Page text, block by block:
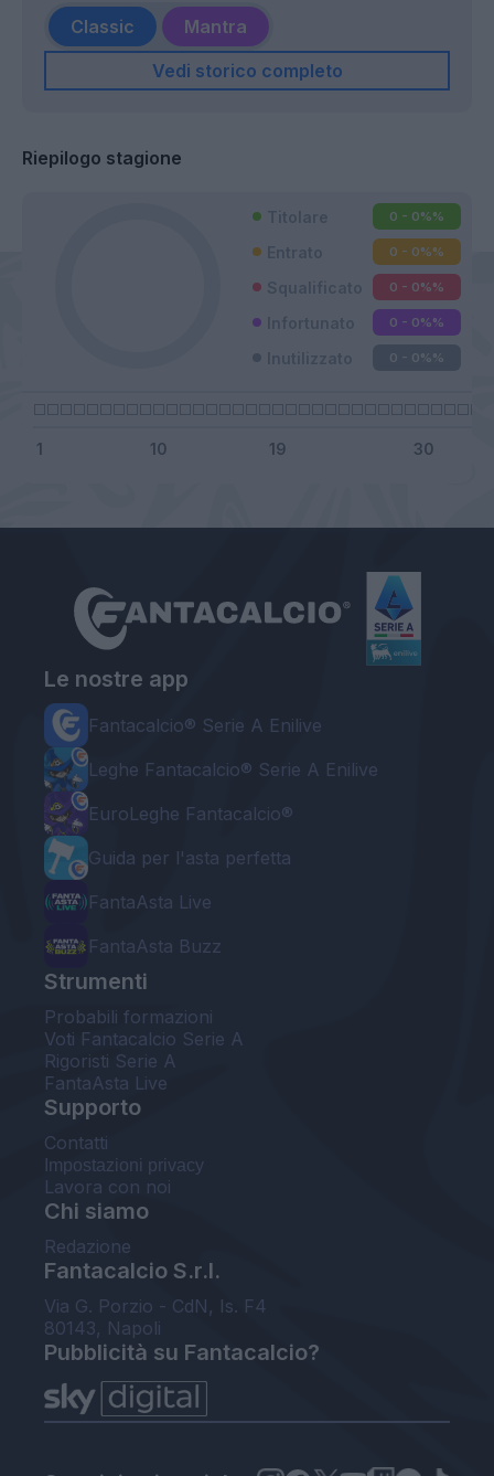
Classic
Mantra
Vedi storico completo
Riepilogo stagione
0 - 0%%
0 - 0%%
0 - 0%%
0 - 0%%
0 - 0%%
Le nostre app
Fantacalcio® Serie A Enilive
Leghe Fantacalcio® Serie A Enilive
EuroLeghe Fantacalcio®
Guida per l'asta perfetta
FantaAsta Live
FantaAsta Buzz
Strumenti
Probabili formazioni
Voti Fantacalcio Serie A
Rigoristi Serie A
FantaAsta Live
Supporto
Contatti
Impostazioni privacy
Lavora con noi
Chi siamo
Redazione
Fantacalcio S.r.l.
Via G. Porzio - CdN, Is. F4
80143, Napoli
Pubblicità su Fantacalcio?